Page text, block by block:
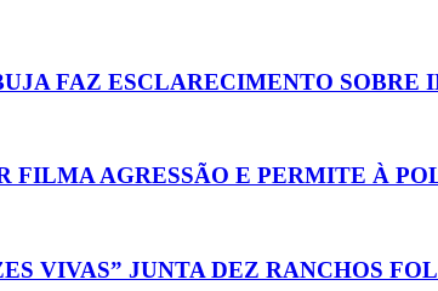
FAZ ESCLARECIMENTO SOBRE
FILMA AGRESSÃO E PERMITE À
VIVAS” JUNTA DEZ RANCHOS